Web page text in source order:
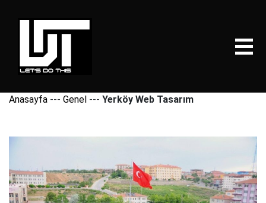
Anasayfa --- Genel --- Yerköy Web Tasarım